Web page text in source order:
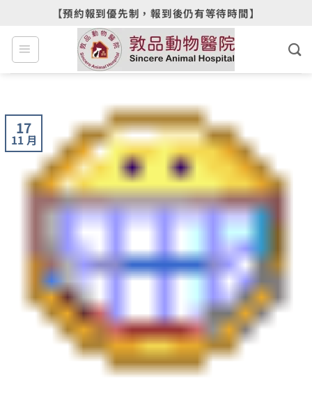
content
【預約報到優先制，報到後仍有等待時間】
17
11 月